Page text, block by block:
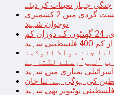
جنگی جہاز تعینات کر دیئے
بھارتی فوج کی ریاستی دہشت گردی میں 2 کشمیری
نوجوان شہید
اسرائیل کی غزہ پر جارحیت جاری، 24 گھنٹوں کے دوران کم
از کم 400 فلسطینی شہید
جانے والا انوکھا
’لہو‘ رسنے لگتا ہے
بمباری میں شہید
کی ہوگی ہے: ثنا خان